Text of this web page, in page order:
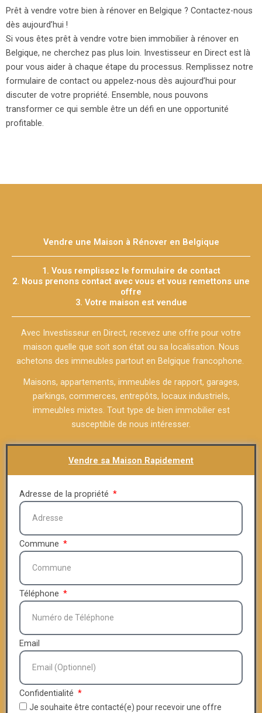
Prêt à vendre votre bien à rénover en Belgique ? Contactez-nous
dès aujourd’hui !
Si vous êtes prêt à vendre votre bien immobilier à rénover en
Belgique, ne cherchez pas plus loin. Investisseur en Direct est là
pour vous aider à chaque étape du processus. Remplissez notre
formulaire de contact ou appelez-nous dès aujourd’hui pour
discuter de votre propriété. Ensemble, nous pouvons
transformer ce qui semble être un défi en une opportunité
profitable.
Vendre une Maison à Rénover en Belgique
1. Vous remplissez le formulaire de contact
2. Nous prenons contact avec vous et vous remettons une
offre
3. Votre maison est vendue
Avec Investisseur en Direct, recevez une offre pour votre
maison quelle que soit son état ou sa localisation. Nous
achetons des immeubles partout en Belgique francophone.
Maisons, appartements, immeubles de rapport, garages,
parkings, commerces, entrepôts, locaux industriels,
immeubles mixtes. Tout type de bien immobilier est
susceptible de nous intéresser.
Vendre sa Maison Rapidement
Adresse de la propriété
Commune
Téléphone
Email
Confidentialité
Je souhaite être contacté(e) pour recevoir une offre